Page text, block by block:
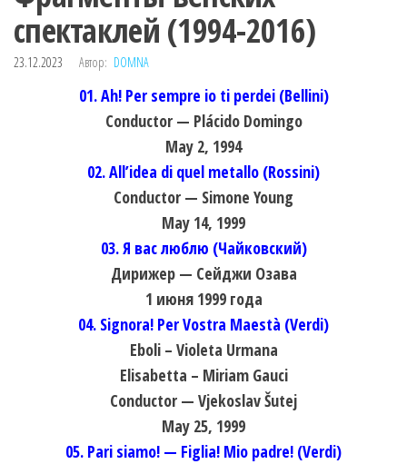
спектаклей (1994-2016)
23.12.2023 Автор: DOMNA
01. Ah! Per sempre io ti perdei (Bellini)
Conductor — Plácido Domingo
May 2, 1994
02. All’idea di quel metallo (Rossini)
Conductor — Simone Young
May 14, 1999
03. Я вас люблю (Чайковский)
Дирижер — Сейджи Озава
1 июня 1999 года
04. Signora! Per Vostra Maestà (Verdi)
Eboli – Violeta Urmana
Elisabetta – Miriam Gauci
Conductor — Vjekoslav Šutej
May 25, 1999
05. Pari siamo! — Figlia! Mio padre! (Verdi)